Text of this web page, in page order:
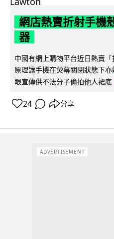
網店熱賣折射手機
器
中國有網上購物平台近日熱賣
原理讓手機在熒幕關閉狀態下
眼宣傳供不法分子偷拍他人裙底
24 分享
ADVERTISEMENT